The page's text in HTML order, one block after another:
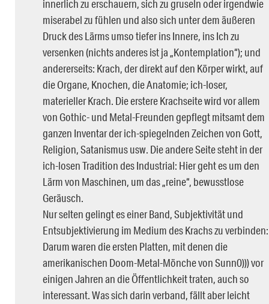
innerlich zu erschauern, sich zu gruseln oder irgendwie
miserabel zu fühlen und also sich unter dem äußeren
Druck des Lärms umso tiefer ins Innere, ins Ich zu
versenken (nichts anderes ist ja „Kontemplation“); und
andererseits: Krach, der direkt auf den Körper wirkt, auf
die Organe, Knochen, die Anatomie; ich-loser,
materieller Krach. Die erstere Krachseite wird vor allem
von Gothic- und Metal-Freunden gepflegt mitsamt dem
ganzen Inventar der ich-spiegelnden Zeichen von Gott,
Religion, Satanismus usw. Die andere Seite steht in der
ich-losen Tradition des Industrial: Hier geht es um den
Lärm von Maschinen, um das „reine“, bewusstlose
Geräusch.
Nur selten gelingt es einer Band, Subjektivität und
Entsubjektivierung im Medium des Krachs zu verbinden:
Darum waren die ersten Platten, mit denen die
amerikanischen Doom-Metal-Mönche von Sunn0))) vor
einigen Jahren an die Öffentlichkeit traten, auch so
interessant. Was sich darin verband, fällt aber leicht